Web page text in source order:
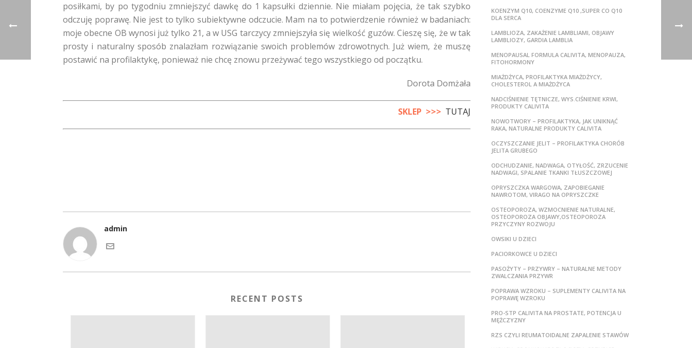
posiłkami, by po tygodniu zmniejszyć dawkę do 1 kapsułki dziennie. Nie miałam pojęcia, że tak szybko
odczuję poprawę. Nie jest to tylko subiektywne odczucie. Mam na to potwierdzenie również w badaniach:
moje obecne OB wynosi już tylko 21, a w USG tarczycy zmniejszyła się wielkość guzów. Cieszę się, że w tak
prosty i naturalny sposób znalazłam rozwiązanie swoich problemów zdrowotnych. Już wiem, że muszę
postawić na profilaktykę, ponieważ nie chcę znowu przeżywać tego wszystkiego od początku.
Dorota Domżała
SKLEP >>> TUTAJ
admin
RECENT POSTS
KOENZYM Q10, COENZYME Q10 ,SUPER CO Q10
DLA SERCA
LAMBLIOZA, ZAKAŻENIE LAMBLIAMI, OBJAWY
LAMBLIOZY, GARDIA LAMBLIA
MENOPAUSAL FORMULA CALIVITA, MENOPAUZA,
FITOHORMONY
MIAŻDŻYCA, PROFILAKTYKA MIAŻDŻYCY,
CHOLESTEROL A MIAŻDŻYCA
NADCIŚNIENIE TĘTNICZE, WYS.CIŚNIENIE KRWI,
PRODUKTY CALIVITA
NOWOTWORY – PROFILAKTYKA, JAK UNIKNĄĆ
RAKA, NATURALNE PRODUKTY CALIVITA
OCZYSZCZANIE JELIT – PROFILAKTYKA CHORÓB
JELITA GRUBEGO
ODCHUDZANIE, NADWAGA, OTYŁOŚĆ, ZRZUCENIE
NADWAGI, SPALANIE TKANKI TŁUSZCZOWEJ
OPRYSZCZKA WARGOWA, ZAPOBIEGANIE
NAWROTOM, VIRAGO NA OPRYSZCZKE
OSTEOPOROZA, WZMOCNIENIE NATURALNE,
OSTEOPOROZA OBJAWY,OSTEOPOROZA
PRZYCZYNY ROZWOJU
OWSIKI U DZIECI
PACIORKOWCE U DZIECI
PASOŻYTY – PRZYWRY – NATURALNE METODY
ZWALCZANIA PRZYWR
POPRAWA WZROKU – SUPLEMENTY CALIVITA NA
POPRAWĘ WZROKU
PRO-STP CALIVITA NA PROSTATE, POTENCJA U
MĘŻCZYZNY
RZS CZYLI REUMATOIDALNE ZAPALENIE STAWÓW